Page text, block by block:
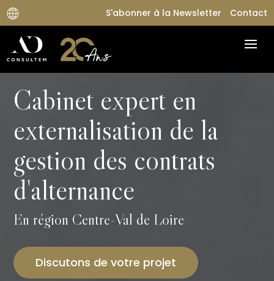
S'abonner à la Newsletter Contact
Cabinet expert en
externalisation de la
gestion des contrats
d'alternance
En région Centre-Val de Loire
Discutons de votre projet